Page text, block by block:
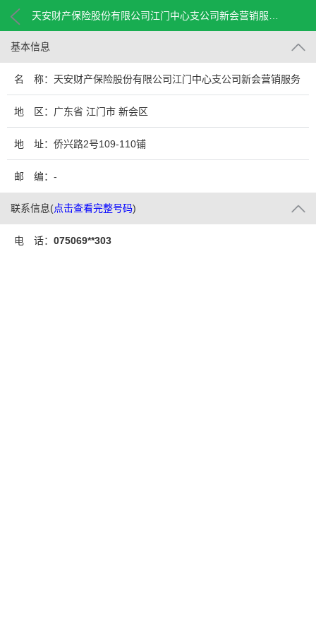
基本信息
名 称：天安财产保险股份有限公司江门中心支公司新会营销服务
部
地 区：广东省 江门市 新会区
地 址：侨兴路2号109-110铺
邮 编：-
联系信息(点击查看完整号码)
电 话： 075069**303